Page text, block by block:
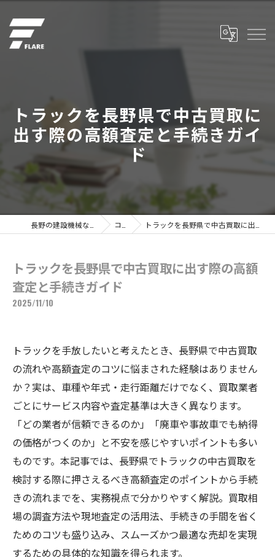
トラックを長野県で中古買取に
出す際の高額査定と手続きガイ
ド
コラム トラックを長野県で中古買取に出す際の高額査定と手続きガイド
トラックを長野県で中古買取に出す際の高額
査定と手続きガイド
2025/11/10
トラックを手放したいと考えたとき、長野県で中古買取
の流れや高額査定のコツに悩まされた経験はありません
か？実は、車種や年式・走行距離だけでなく、買取業者
ごとにサービス内容や査定基準は大きく異なります。
「どの業者が信頼できるのか」「廃車や事故車でも納得
の価格がつくのか」と不安を感じやすいポイントも多い
ものです。本記事では、長野県でトラックの中古買取を
検討する際に押さえるべき高額査定のポイントから手続
きの流れまでを、実務視点で分かりやすく解説。買取相
場の調査方法や現地査定の活用法、手続きの手間を省く
ためのコツも盛り込み、スムーズかつ最適な売却を実現
するための具体的な知識を得られます。